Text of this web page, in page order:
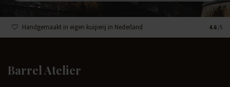
Handgemaakt in eigen kuiperij in Nederland 4.6 /5
Barrel Atelier